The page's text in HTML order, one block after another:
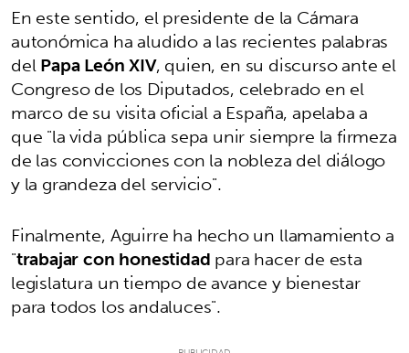
En este sentido, el presidente de la Cámara
autonómica ha aludido a las recientes palabras
delPapa León XIV, quien, en su discurso ante el
Congreso de los Diputados, celebrado en el
marco de su visita oficial a España, apelaba a
que "la vida pública sepa unir siempre la firmeza
de las convicciones con la nobleza del diálogo
y la grandeza del servicio".
Finalmente, Aguirre ha hecho un llamamiento a
"trabajar con honestidadpara hacer de esta
legislatura un tiempo de avance y bienestar
para todos los andaluces".